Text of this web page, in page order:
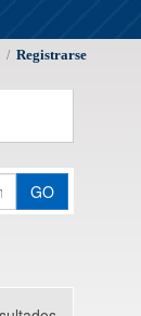
/ Registrarse
GO